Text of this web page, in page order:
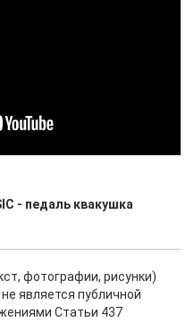
- педаль квакушка
фотографии, рисунки)
является публичной
Статьи 437